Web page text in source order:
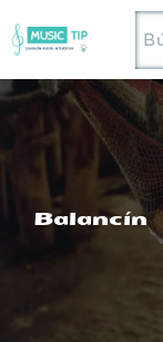
al
contenido
Balancín